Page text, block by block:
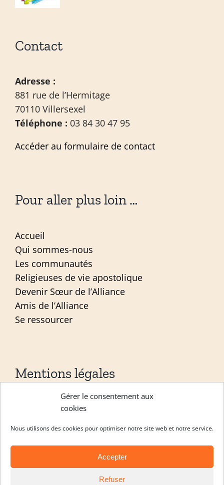
Gérer le consentement aux
cookies
Nous utilisons des cookies pour optimiser notre site web et notre service.
Accepter
Refuser
Contact
Adresse :
881 rue de l’Hermitage
70110 Villersexel
Téléphone : 03 84 30 47 95
Accéder au formulaire de contact
Pour aller plus loin …
Accueil
Qui sommes-nous
Les communautés
Religieuses de vie apostolique
Devenir Sœur de l’Alliance
Amis de l’Alliance
Se ressourcer
Mentions légales
Mentions légales
Copyright Les sœurs de l’alliance 2026 |